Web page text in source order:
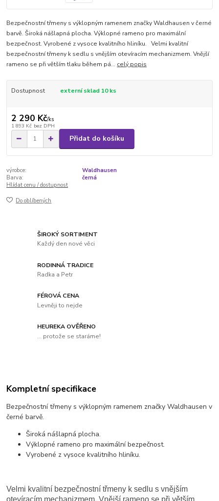
Bezpečnostní třmeny s výklopným ramenem značky Waldhausen v černé
barvě. Široká nášlapná plocha. Výklopné rameno pro maximální
bezpečnost. Vyrobené z vysoce kvalitního hliníku. Velmi kvalitní
bezpečnostní třmeny k sedlu s vnějším otevíracím mechanizmem. Vnější
rameno se při větším tlaku během pá... celý popis
Dostupnost externí sklad 10 ks
2 290 Kč/ks
1 893 Kč bez DPH
Přidat do košíku
výrobce:
Waldhausen
Barva:
černá
Hlídat cenu / dostupnost
Do oblíbených
ŠIROKÝ SORTIMENT
Každý den nové věci
RODINNÁ TRADICE
Radka a Petr
FÉROVÁ CENA
Levněji to nejde
HEUREKA OVĚŘENO
... protože se staráme!
Kompletní specifikace
Bezpečnostní třmeny s výklopným ramenem značky Waldhausen v
černé barvě.
Široká nášlapná plocha.
Výklopné rameno pro maximální bezpečnost.
Vyrobené z vysoce kvalitního hliníku.
Velmi kvalitní bezpečnostnítřmeny k sedlu s vnějším
otevíracím mechanizmem. Vnější rameno se při větším